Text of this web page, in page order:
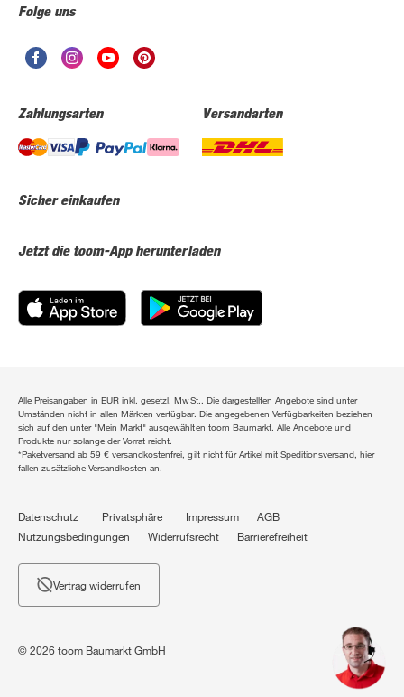
Folge uns
Zahlungsarten Versandarten
Sicher einkaufen
Jetzt die toom-App herunterladen
Alle Preisangaben in EUR inkl. gesetzl. MwSt.. Die dargestellten Angebote sind unter
Umständen nicht in allen Märkten verfügbar. Die angegebenen Verfügbarkeiten beziehen
sich auf den unter "Mein Markt" ausgewählten toom Baumarkt. Alle Angebote und
Produkte nur solange der Vorrat reicht.
*Paketversand ab 59 € versandkostenfrei, gilt nicht für Artikel mit Speditionsversand, hier
fallen zusätzliche Versandkosten an.
Datenschutz Privatsphäre Impressum
AGB
Nutzungsbedingungen
Widerrufsrecht Barrierefreiheit
Vertrag widerrufen
© 2026 toom Baumarkt GmbH